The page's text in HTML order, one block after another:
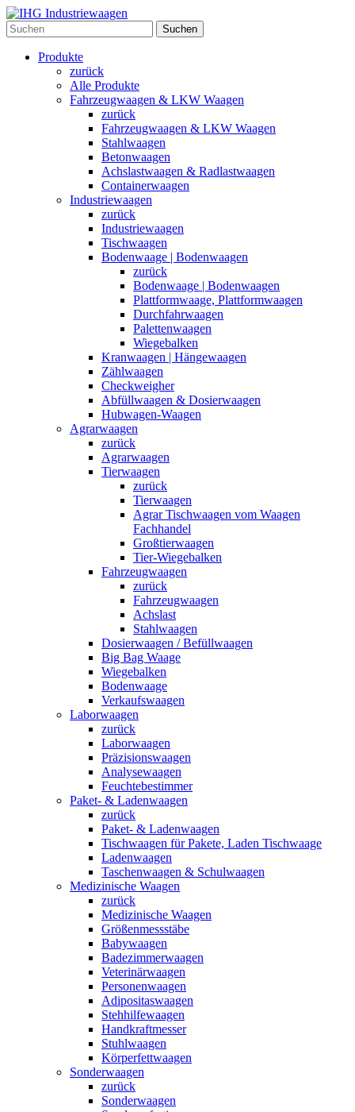
Suchen
Produkte
zurück
Alle Produkte
Fahrzeugwaagen & LKW Waagen
zurück
Fahrzeugwaagen & LKW Waagen
Stahlwaagen
Betonwaagen
Achslastwaagen & Radlastwaagen
Containerwaagen
Industriewaagen
zurück
Industriewaagen
Tischwaagen
Bodenwaage | Bodenwaagen
zurück
Bodenwaage | Bodenwaagen
Plattformwaage, Plattformwaagen
Durchfahrwaagen
Palettenwaagen
Wiegebalken
Kranwaagen | Hängewaagen
Zählwaagen
Checkweigher
Abfüllwaagen & Dosierwaagen
Hubwagen-Waagen
Agrarwaagen
zurück
Agrarwaagen
Tierwaagen
zurück
Tierwaagen
Agrar Tischwaagen vom Waagen
Fachhandel
Großtierwaagen
Tier-Wiegebalken
Fahrzeugwaagen
zurück
Fahrzeugwaagen
Achslast
Stahlwaagen
Dosierwaagen / Befüllwaagen
Big Bag Waage
Wiegebalken
Bodenwaage
Verkaufswaagen
Laborwaagen
zurück
Laborwaagen
Präzisionswaagen
Analysewaagen
Feuchtebestimmer
Paket- & Ladenwaagen
zurück
Paket- & Ladenwaagen
Tischwaagen für Pakete, Laden Tischwaage
Ladenwaagen
Taschenwaagen & Schulwaagen
Medizinische Waagen
zurück
Medizinische Waagen
Größenmessstäbe
Babywaagen
Badezimmerwaagen
Veterinärwaagen
Personenwaagen
Adipositaswaagen
Stehhilfewaagen
Handkraftmesser
Stuhlwaagen
Körperfettwaagen
Sonderwaagen
zurück
Sonderwaagen